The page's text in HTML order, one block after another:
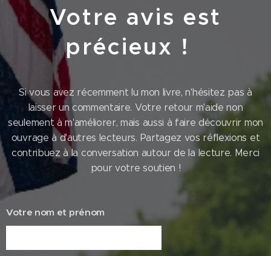
Votre avis est
précieux !
Si vous avez récemment lu mon livre, n'hésitez pas à
laisser un commentaire. Votre retour m'aide non
seulement à m'améliorer, mais aussi à faire découvrir mon
ouvrage à d'autres lecteurs. Partagez vos réflexions et
contribuez à la conversation autour de la lecture. Merci
pour votre soutien !
Votre nom et prénom